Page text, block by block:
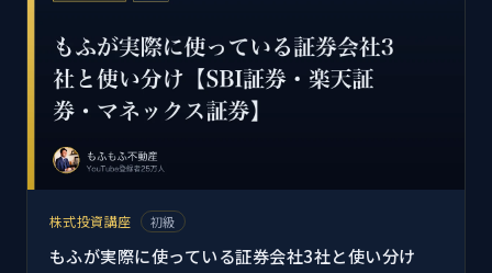
株式投資講座 初級
もふが実際に使っている証券会社3社と使い分け